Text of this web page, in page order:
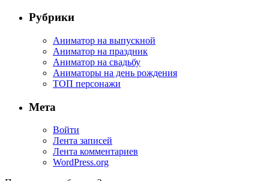
Рубрики
Аниматор на выпускной
Аниматор на праздник
Аниматор на свадьбу
Аниматоры на день рождения
ТОП персонажи
Мета
Войти
Лента записей
Лента комментариев
WordPress.org